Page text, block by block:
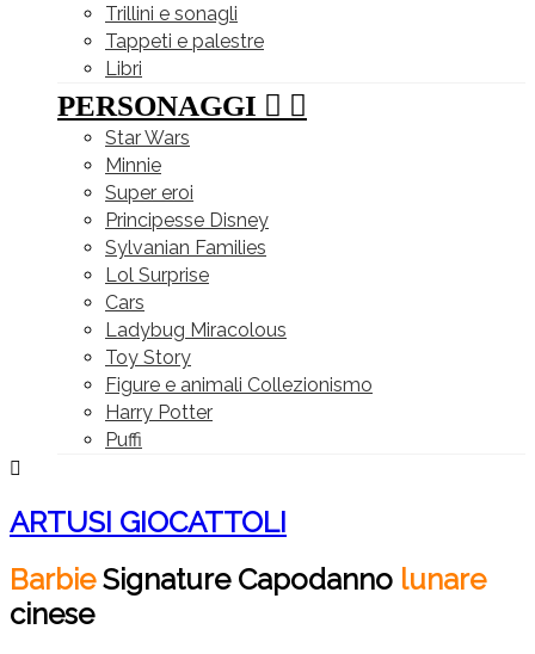
Trillini e sonagli
Tappeti e palestre
Libri
PERSONAGGI  
Star Wars
Minnie
Super eroi
Principesse Disney
Sylvanian Families
Lol Surprise
Cars
Ladybug Miracolous
Toy Story
Figure e animali Collezionismo
Harry Potter
Puffi

ARTUSI GIOCATTOLI
Barbie Signature Capodanno lunare
cinese